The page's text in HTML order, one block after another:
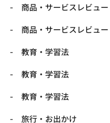
商品・サービスレビュー
商品・サービスレビュー
教育・学習法
教育・学習法
教育・学習法
旅行・お出かけ